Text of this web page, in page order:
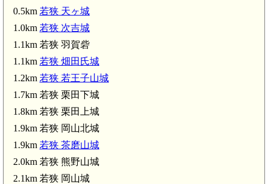
総神社(2.7km)
若狭 湯岡城(3.7km)
若狭 木崎山城(4.2km)
0.5km 若狭 天ヶ城
1.0km 若狭 次吉城
1.1km 若狭 羽賀砦
1.1km 若狭 畑田氏城
1.2km 若狭 若王子山城
1.7km 若狭 栗田下城
1.8km 若狭 栗田上城
1.9km 若狭 岡山北城
1.9km 若狭 茶磨山城
2.0km 若狭 熊野山城
2.1km 若狭 岡山城